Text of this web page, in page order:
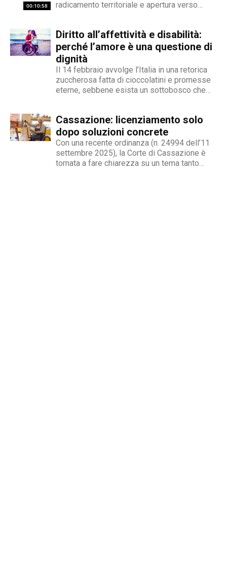
checking in campo giornalistico e come capo
redattore del nostro magazine online.
00:10:58
radicamento territoriale e apertura verso
ha delineato una strategia che punta a
trasformare il movimento da ente di
gestione...
Diritto all’affettività e disabilità:
perché l’amore è una questione di
dignità
Il 14 febbraio avvolge l’Italia in una retorica
zuccherosa fatta di cioccolatini e promesse
eterne, sebbene esista un sottobosco che
un’opzione commerciale né un dato di di fatto,
ma...
Cassazione: licenziamento solo
dopo soluzioni concrete
Con una recente ordinanza (n. 24994 dell’11
settembre 2025), la Corte di Cassazione è
tornata a fare chiarezza su un tema tanto